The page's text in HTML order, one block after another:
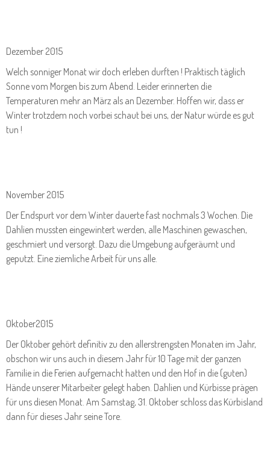
Dezember 2015
Welch sonniger Monat wir doch erleben durften ! Praktisch täglich
Sonne vom Morgen bis zum Abend. Leider erinnerten die
Temperaturen mehr an März als an Dezember. Hoffen wir, dass er
Winter trotzdem noch vorbei schaut bei uns, der Natur würde es gut
tun !
November 2015
Der Endspurt vor dem Winter dauerte fast nochmals 3 Wochen. Die
Dahlien mussten eingewintert werden, alle Maschinen gewaschen,
geschmiert und versorgt. Dazu die Umgebung aufgeräumt und
geputzt. Eine ziemliche Arbeit für uns alle.
Oktober2015
Der Oktober gehört definitiv zu den allerstrengsten Monaten im Jahr,
obschon wir uns auch in diesem Jahr für 10 Tage mit der ganzen
Familie in die Ferien aufgemacht hatten und den Hof in die (guten)
Hände unserer Mitarbeiter gelegt haben. Dahlien und Kürbisse prägen
für uns diesen Monat. Am Samstag, 31. Oktober schloss das Kürbisland
dann für dieses Jahr seine Tore.